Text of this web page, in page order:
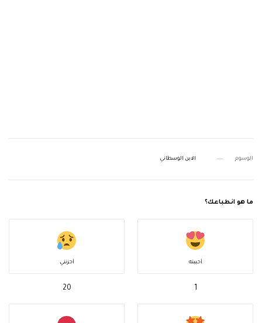
الوسوم الابن الوسطاني
ما هو انطباعك؟
أحببته
1
أحزنني
20